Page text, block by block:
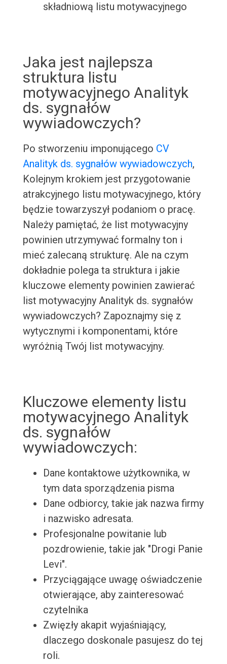
składniową listu motywacyjnego
Jaka jest najlepsza
struktura listu
motywacyjnego Analityk
ds. sygnałów
wywiadowczych?
Po stworzeniu imponującego CV
Analityk ds. sygnałów wywiadowczych,
Kolejnym krokiem jest przygotowanie
atrakcyjnego listu motywacyjnego, który
będzie towarzyszył podaniom o pracę.
Należy pamiętać, że list motywacyjny
powinien utrzymywać formalny ton i
mieć zalecaną strukturę. Ale na czym
dokładnie polega ta struktura i jakie
kluczowe elementy powinien zawierać
list motywacyjny Analityk ds. sygnałów
wywiadowczych? Zapoznajmy się z
wytycznymi i komponentami, które
wyróżnią Twój list motywacyjny.
Kluczowe elementy listu
motywacyjnego Analityk
ds. sygnałów
wywiadowczych:
Dane kontaktowe użytkownika, w
tym data sporządzenia pisma
Dane odbiorcy, takie jak nazwa firmy
i nazwisko adresata.
Profesjonalne powitanie lub
pozdrowienie, takie jak "Drogi Panie
Levi".
Przyciągające uwagę oświadczenie
otwierające, aby zainteresować
czytelnika
Zwięzły akapit wyjaśniający,
dlaczego doskonale pasujesz do tej
roli.